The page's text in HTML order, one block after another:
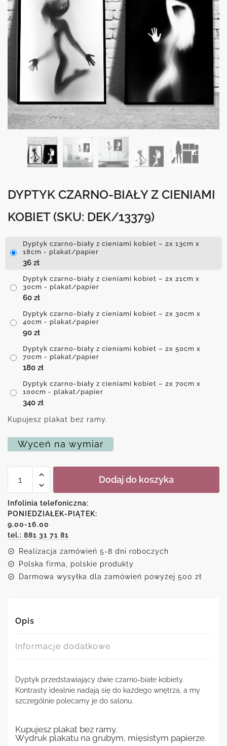
DYPTYK CZARNO-BIAŁY Z CIENIAMI
KOBIET (SKU: DEK/13379)
Dyptyk czarno-biały z cieniami kobiet – 2x 13cm x
18cm - plakat/papier
36 zł
Dyptyk czarno-biały z cieniami kobiet – 2x 21cm x
30cm - plakat/papier
60 zł
Dyptyk czarno-biały z cieniami kobiet – 2x 30cm x
40cm - plakat/papier
90 zł
Dyptyk czarno-biały z cieniami kobiet – 2x 50cm x
70cm - plakat/papier
180 zł
Dyptyk czarno-biały z cieniami kobiet – 2x 70cm x
100cm - plakat/papier
340 zł
Kupujesz plakat bez ramy.
Wyceń na wymiar
Dyptyk
z
cieniami
kobiet
Dodaj do koszyka
Infolinia telefoniczna:
PONIEDZIAŁEK-PIĄTEK:
9.00-16.00
tel.: 881 31 71 81
Realizacja zamówień 5-8 dni roboczych
Polska firma, polskie produkty
Darmowa wysyłka dla zamówień powyżej 500 zł
Opis
Informacje dodatkowe
Dyptyk przedstawiający dwie czarno-białe kobiety.
Kontrasty idealnie nadają się do każdego wnętrza, a my
szczególnie polecamy je do salonu.
Kupujesz plakat bez ramy.
Wydruk plakatu na grubym, mięsistym papierze.